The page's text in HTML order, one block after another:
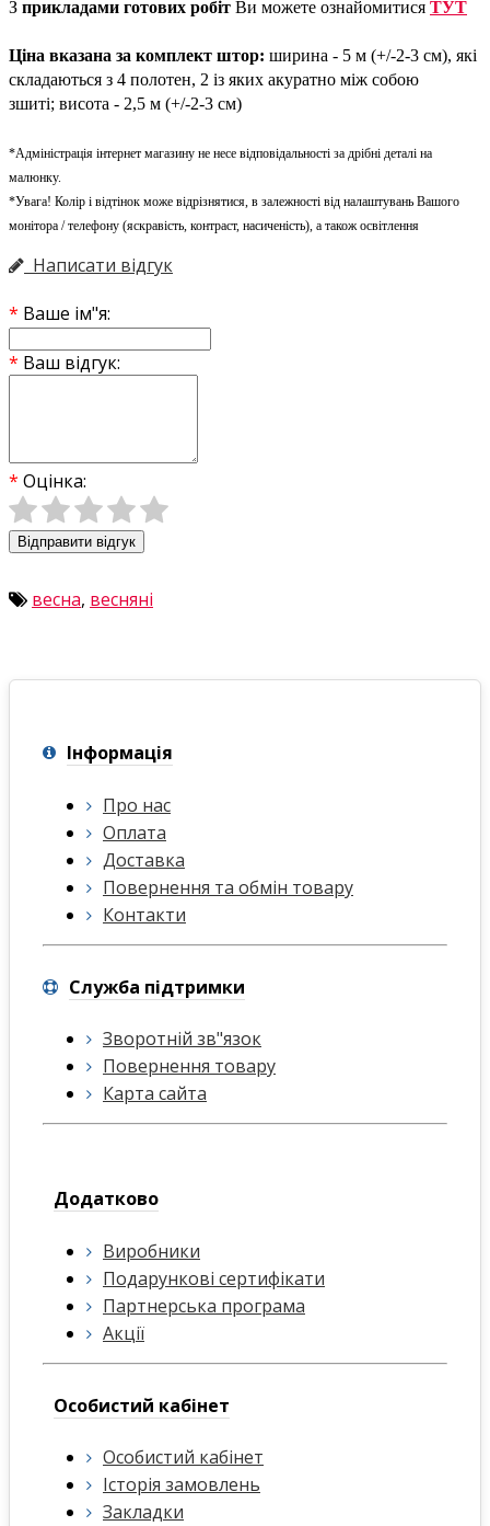
З прикладами готових робіт Ви можете ознайомитися ТУТ
Ціна вказана за комплект штор: ширина - 5 м (+/-2-3 см), які
складаються з 4 полотен, 2 із яких акуратно між собою
зшиті; висота - 2,5 м (+/-2-3 см)
*Адміністрація інтернет магазину не несе відповідальності за дрібні деталі на
малюнку.
*Увага! Колір і відтінок може відрізнятися, в залежності від налаштувань Вашого
монітора / телефону (яскравість, контраст, насиченість), а також освітлення
Написати відгук
Ваше ім"я:
Ваш відгук:
Оцінка:
Відправити відгук
весна, весняні
Інформація
Про нас
Оплата
Доставка
Повернення та обмін товару
Контакти
Служба підтримки
Зворотній зв"язок
Повернення товару
Карта сайта
Додатково
Виробники
Подарункові сертифікати
Партнерська програма
Акції
Особистий кабінет
Особистий кабінет
Історія замовлень
Закладки